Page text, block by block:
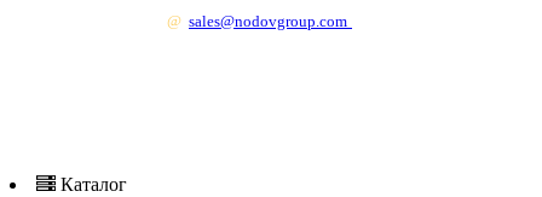
@ sales@nodovgroup.com
Каталог